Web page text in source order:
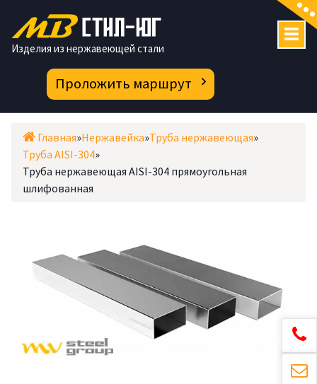
содержимому
Изделия из нержавеющей стали
Проложить маршрут
Главная»Нержавейка»Труба нержавеющая»
Труба AISI-304»
Труба нержавеющая AISI-304 прямоугольная
шлифованная